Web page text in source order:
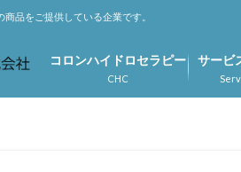
品をご提供している企業です。
CHC
コロンハイドロセラピー サービ